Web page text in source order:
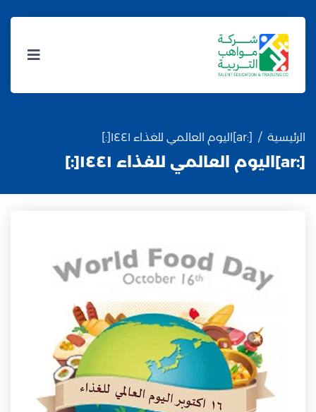
الرئيسية [:ar]اليوم العالمي للغذاء ١٤٤١[:]
[:ar]اليوم العالمي للغذاء ١٤٤١[:]